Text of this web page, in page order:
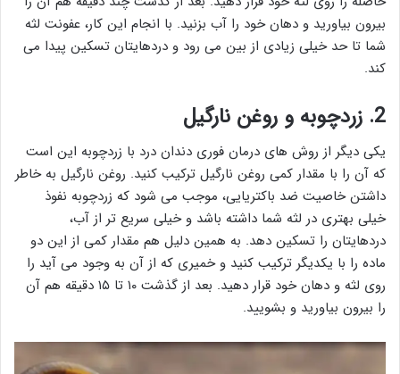
بیرون بیاورید و دهان خود را آب بزنید. با انجام این کار، عفونت لثه
شما تا حد خیلی زیادی از بین می رود و دردهایتان تسکین پیدا می
کند.
2. زردچوبه و روغن نارگیل
یکی دیگر از روش های درمان فوری دندان درد با زردچوبه این است
که آن را با مقدار کمی روغن نارگیل ترکیب کنید. روغن نارگیل به خاطر
داشتن خاصیت ضد باکتریایی، موجب می شود که زردچوبه نفوذ
خیلی بهتری در لثه شما داشته باشد و خیلی سریع تر از آب،
دردهایتان را تسکین دهد. به همین دلیل هم مقدار کمی از این دو
ماده را با یکدیگر ترکیب کنید و خمیری که از آن به وجود می آید را
روی لثه و دهان خود قرار دهید. بعد از گذشت ۱۰ تا ۱۵ دقیقه هم آن
را بیرون بیاورید و بشویید.